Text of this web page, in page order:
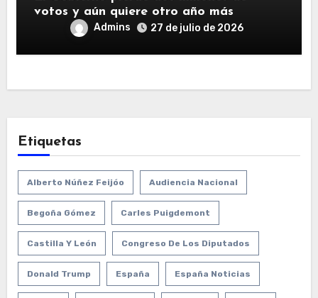
votos y aún quiere otro año más
Admins 27 de julio de 2026
Etiquetas
Alberto Núñez Feijóo Audiencia Nacional
Begoña Gómez Carles Puigdemont
Castilla Y León Congreso De Los Diputados
Donald Trump España España Noticias